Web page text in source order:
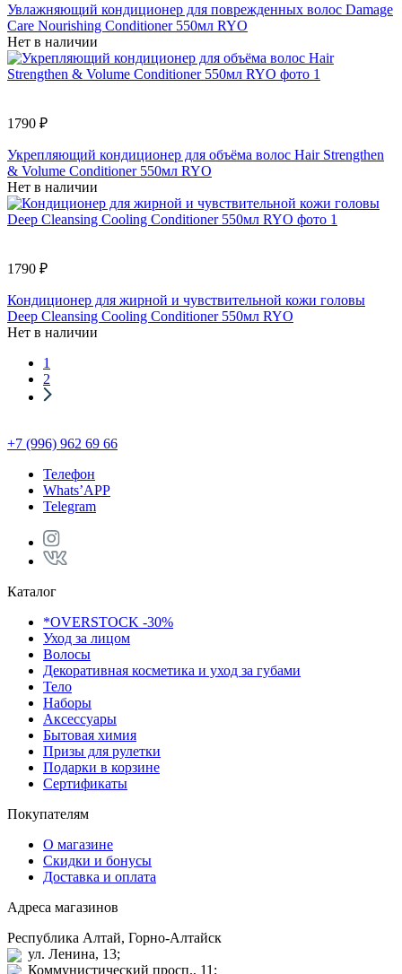
Увлажняющий кондиционер для поврежденных волос Damage
Care Nourishing Conditioner 550мл RYO
Нет в наличии
1790 ₽
Укрепляющий кондиционер для объёма волос Hair Strengthen
& Volume Conditioner 550мл RYO
Нет в наличии
1790 ₽
Кондиционер для жирной и чувствительной кожи головы
Deep Cleansing Cooling Conditioner 550мл RYO
Нет в наличии
1
2
+7 (996) 962 69 66
Телефон
Whats’APP
Telegram
Каталог
*OVERSTOCK -30%
Уход за лицом
Волосы
Декоративная косметика и уход за губами
Тело
Наборы
Аксессуары
Бытовая химия
Призы для рулетки
Подарки в корзине
Сертификаты
Покупателям
О магазине
Скидки и бонусы
Доставка и оплата
Адреса магазинов
Республика Алтай, Горно-Алтайск
ул. Ленина, 13;
Коммунистический просп., 11;